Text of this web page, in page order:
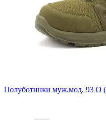
Полуботинки муж.мод. 93 О